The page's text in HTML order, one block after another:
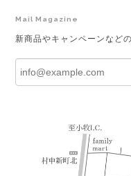
Mail Magazine
新商品やキャンペーンなど